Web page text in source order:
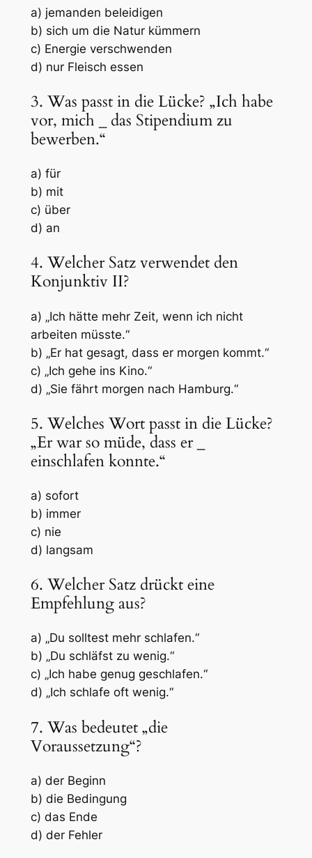
a) jemanden beleidigen
b) sich um die Natur kümmern
c) Energie verschwenden
d) nur Fleisch essen
3. Was passt in die Lücke? „Ich habe
vor, mich
das Stipendium zu
bewerben.“
a) für
b) mit
c) über
d) an
4. Welcher Satz verwendet den
Konjunktiv II?
a) „Ich hätte mehr Zeit, wenn ich nicht
arbeiten müsste.“
b) „Er hat gesagt, dass er morgen kommt.“
c) „Ich gehe ins Kino.“
d) „Sie fährt morgen nach Hamburg.“
5. Welches Wort passt in die Lücke?
„Er war so müde, dass er
einschlafen konnte.“
a) sofort
b) immer
c) nie
d) langsam
6. Welcher Satz drückt eine
Empfehlung aus?
a) „Du solltest mehr schlafen.“
b) „Du schläfst zu wenig.“
c) „Ich habe genug geschlafen.“
d) „Ich schlafe oft wenig.“
7. Was bedeutet „die
Voraussetzung“?
a) der Beginn
b) die Bedingung
c) das Ende
d) der Fehler